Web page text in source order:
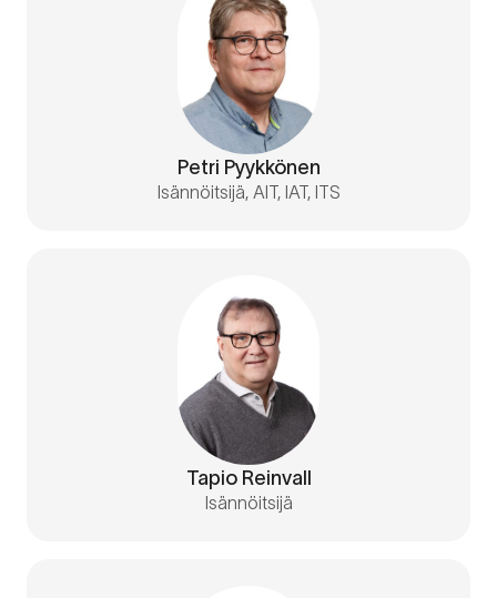
Petri Pyykkönen
Isännöitsijä, AIT, IAT, ITS
Tapio Reinvall
Isännöitsijä